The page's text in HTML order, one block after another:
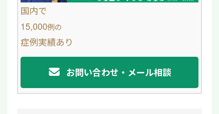
o
国内で
15,000例の
症例実績あり
お問い合わせ・メール相談